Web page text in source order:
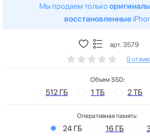
Мы продаем только
восстановленные
арт. 3579
0
Объем SSD:
512 ГБ 1 ТБ 2 ТБ
Оперативная память:
24 ГБ 16 ГБ